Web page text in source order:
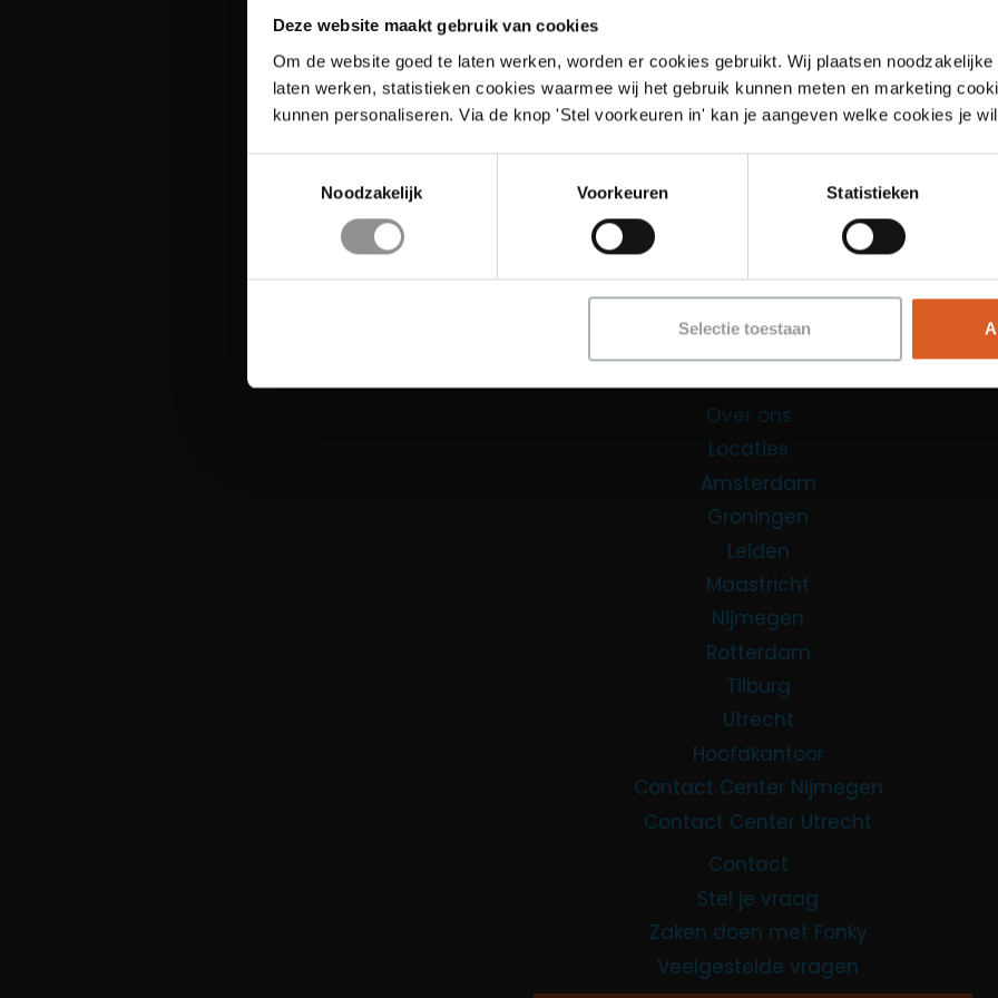
Deze website maakt gebruik van cookies
Om de website goed te laten werken, worden er cookies gebruikt. Wij plaatsen
laten werken, statistieken cookies waarmee wij het gebruik kunnen meten en marketing
kunnen personaliseren. Via de knop 'Stel voorkeuren in' kan je aangeven welke cookies je
Noodzakelijk
Voorkeuren Statistieken
Selectie toestaan
Contact Center Agent
Promotiemedewerker
Over ons
Locaties
Amsterdam
Groningen
Leiden
Maastricht
Nijmegen
Rotterdam
Tilburg
Utrecht
Hoofdkantoor
Contact Center Nijmegen
Contact Center Utrecht
Contact
Stel je vraag
Zaken doen met Fonky
Veelgestelde vragen